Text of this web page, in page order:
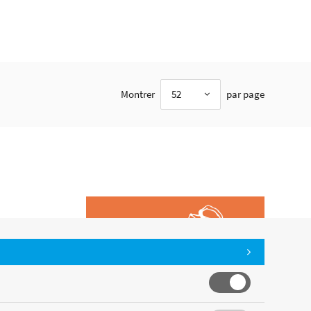
Montrer 52 par page